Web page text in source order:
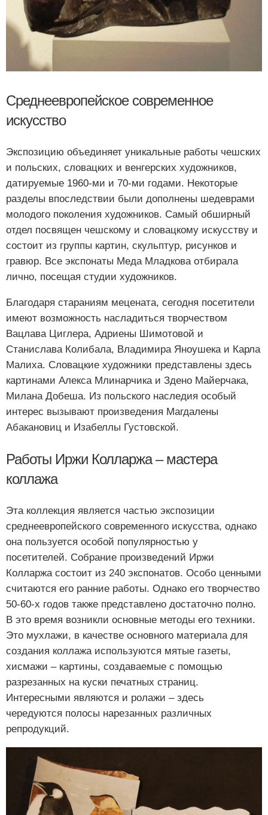
Среднеевропейское современное
искусство
Экспозицию объединяет уникальные работы чешских
и польских, словацких и венгерских художников,
датируемые 1960-ми и 70-ми годами. Некоторые
разделы впоследствии были дополнены шедеврами
молодого поколения художников. Самый обширный
отдел посвящен чешскому и словацкому искусству и
состоит из группы картин, скульптур, рисунков и
гравюр. Все экспонаты Меда Младкова отбирала
лично, посещая студии художников.
Благодаря стараниям мецената, сегодня посетители
имеют возможность насладиться творчеством
Вацлава Циглера, Адриены Шимотовой и
Станислава Колибала, Владимира Яноушека и Карла
Малиха. Словацкие художники представлены здесь
картинами Алекса Млинарчика и Здено Майерчака,
Милана Добеша. Из польского наследия особый
интерес вызывают произведения Магдалены
Абакановиц и Изабеллы Густовской.
Работы Иржи Колларжа – мастера
коллажа
Эта коллекция является частью экспозиции
среднеевропейского современного искусства, однако
она пользуется особой популярностью у
посетителей. Собрание произведений Иржи
Колларжа состоит из 240 экспонатов. Особо ценными
считаются его ранние работы. Однако его творчество
50-60-х годов также представлено достаточно полно.
В это время возникли основные методы его техники.
Это мухлажи, в качестве основного материала для
создания коллажа используются мятые газеты,
хисмажи – картины, создаваемые с помощью
разрезанных на куски печатных страниц.
Интересными являются и ролажи – здесь
чередуются полосы нарезанных различных
репродукций.